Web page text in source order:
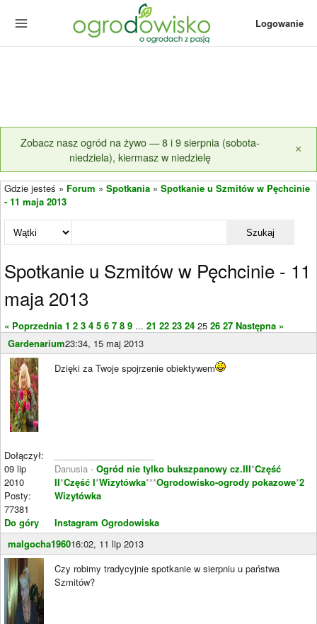
Logowanie
Zobacz nasz ogród na żywo — 8 i 9 sierpnia (sobota-
niedziela), kiermasz w niedzielę
×
Gdzie jesteś » Forum » Spotkania » Spotkanie u Szmitów w Pęchcinie
- 11 maja 2013
Szukaj
Spotkanie u Szmitów w Pęchcinie - 11
maja 2013
« Poprzednia 1 2 3 4 5 6 7 8 9 ... 21 22 23 24 25 26 27 Następna »
Gardenarium23:34, 15 maj 2013
Dołączył:
09 lip
2010
Posty:
77381
Do góry
Dzięki za Twoje spojrzenie obiektywem
Danusia - Ogród nie tylko bukszpanowy cz.III*Część
II*Część I*Wizytówka***Ogrodowisko-ogrody pokazowe*2
Wizytówka
Instagram Ogrodowiska
malgocha196016:02, 11 lip 2013
Czy robimy tradycyjnie spotkanie w sierpniu u państwa
Szmitów?